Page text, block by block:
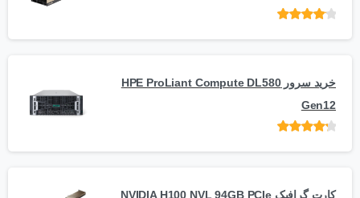
5
خرید سرور HPE ProLiant Compute DL580
Gen12
کارت گرافیک NVIDIA H100 NVL 94GB PCIe